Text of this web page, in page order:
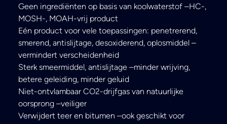
Geen ingrediënten op basis van koolwaterstof –HC-,
MOSH-, MOAH-vrij product
Eén product voor vele toepassingen: penetrerend,
smerend, antislijtage, desoxiderend, oplosmiddel –
vermindert verscheidenheid
Sterk smeermiddel, antislijtage –minder wrijving,
betere geleiding, minder geluid
Niet-ontvlambaar CO2-drijfgas van natuurlijke
oorsprong –veiliger
Verwijdert teer en bitumen –ook geschikt voor